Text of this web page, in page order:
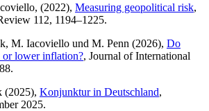
(2022), Measuring geopolitical risk,
112, 1194–1225.
M. Iacoviello und M. Penn (2026), Do
or lower inflation?, Journal of International
(2025), Konjunktur in Deutschland,
2025.